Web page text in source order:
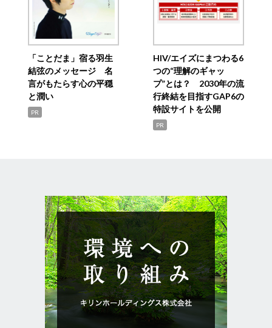
「ことだま」宿る羽生
結弦のメッセージ 名
言がもたらす心の平穏
と潤い
PR
HIV/エイズにまつわる6
つの“理解のギャッ
プ”とは？ 2030年の流
行終結を目指すGAP6の
特設サイトを公開
PR